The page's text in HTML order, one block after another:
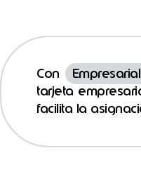
contenido
Con
tarjeta
facilita la